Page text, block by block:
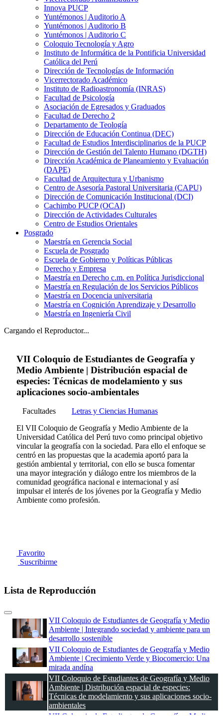
Innova PUCP
Yuntémonos | Auditorio A
Yuntémonos | Auditorio B
Yuntémonos | Auditorio C
Coloquio Tecnología y Agro
Instituto de Informática de la Pontificia Universidad
Católica del Perú
Dirección de Tecnologías de Información
Vicerrectorado Académico
Instituto de Radioastronomía (INRAS)
Facultad de Psicología
Asociación de Egresados y Graduados
Facultad de Derecho 2
Departamento de Teología
Dirección de Educación Continua (DEC)
Facultad de Estudios Interdisciplinarios de la PUCP
Dirección de Gestión del Talento Humano (DGTH)
Dirección Académica de Planeamiento y Evaluación
(DAPE)
Facultad de Arquitectura y Urbanismo
Centro de Asesoría Pastoral Universitaria (CAPU)
Dirección de Comunicación Institucional (DCI)
Cachimbo PUCP (OCAI)
Dirección de Actividades Culturales
Centro de Estudios Orientales
Posgrado
Maestría en Gerencia Social
Escuela de Posgrado
Escuela de Gobierno y Políticas Públicas
Derecho y Empresa
Maestría en Derecho c.m. en Política Jurisdiccional
Maestría en Regulación de los Servicios Públicos
Maestría en Docencia universitaria
Maestría en Cognición Aprendizaje y Desarrollo
Maestría en Ingeniería Civil
Cargando el Reproductor...
VII Coloquio de Estudiantes de Geografía y
Medio Ambiente | Distribución espacial de
especies: Técnicas de modelamiento y sus
aplicaciones socio-ambientales
Facultades
Letras y Ciencias Humanas
El VII Coloquio de Geografía y Medio Ambiente de la
Universidad Católica del Perú tuvo como principal objetivo
vincular la geografía con la sociedad. Para ello el enfoque se
centró en las propuestas que la academia aportó para la
gestión ambiental y territorial, con ello se busca fomentar
una mayor integración y diálogo entre los miembros de la
comunidad geográfica nacional e internacional y así
impulsar el interés de los jóvenes por la Geografía y Medio
Ambiente como profesión.
Favorito
Suscribirme
Lista de Reproducción
VII Coloquio de Estudiantes de Geografía y Medio
Ambiente | Integrando sociedad y ambiente para un
desarrollo sostenible
VII Coloquio de Estudiantes de Geografía y Medio
Ambiente | Crecimiento Verde y Biocomercio: Una
mirada andína
VII Coloquio de Estudiantes de Geografía y Medio
Ambiente | Distribución espacial de especies:
Técnicas de modelamiento y sus aplicaciones socio-
ambientales
VII Coloquio de Estudiantes de Geografía y Medio